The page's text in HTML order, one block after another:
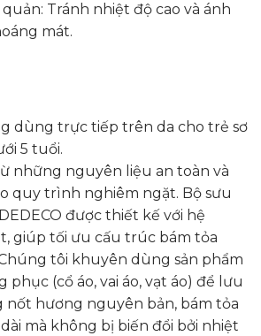
Tránh nhiệt độ cao và ánh
mát.
dùng trực tiếp trên da cho trẻ sơ
5 tuổi.
những nguyên liệu an toàn và
quy trình nghiêm ngặt. Bộ sưu
được thiết kế với hệ
giúp tối ưu cấu trúc bám tỏa
tôi khuyên dùng sản phẩm
(cổ áo, vai áo, vạt áo) để lưu
hương nguyên bản, bám tỏa
mà không bị biến đổi bởi nhiệt